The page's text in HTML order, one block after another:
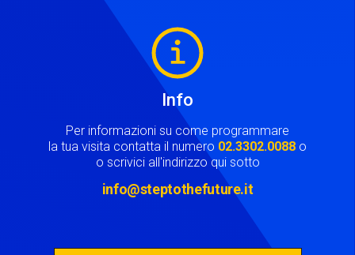
Info
Per informazioni su come programmare
la tua visita contatta il numero 02.3302.0088 o
o scrivici all'indirizzo qui sotto
info@steptothefuture.it